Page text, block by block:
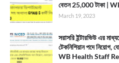
বেতন 25,000 টাকা |
March 19, 2023
সরাসরি ইন্টারভিউ এর
টেকনিশিয়ান পদে নিয়োগ,
WB Health Staff